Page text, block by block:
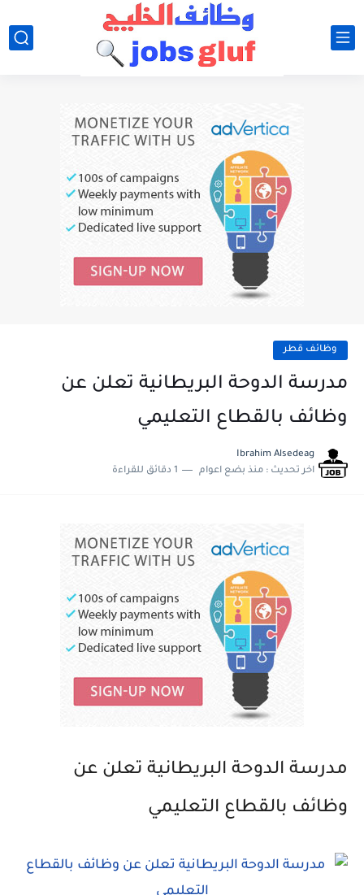
وظائف قطر
مدرسة الدوحة البريطانية تعلن عن
وظائف بالقطاع التعليمي
Ibrahim Alsedeag
اخر تحديث : منذ بضع اعوام 1 دقائق للقراءة
مدرسة الدوحة البريطانية تعلن عن
وظائف بالقطاع التعليمي